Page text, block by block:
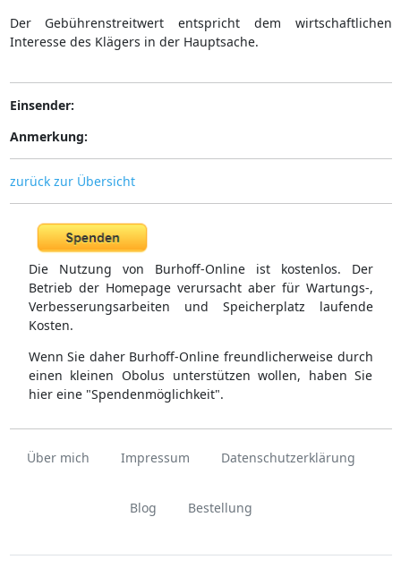
Der Gebührenstreitwert entspricht dem wirtschaftlichen
Interesse des Klägers in der Hauptsache.
Einsender:
Anmerkung:
zurück zur Übersicht
Die Nutzung von Burhoff-Online ist kostenlos. Der
Betrieb der Homepage verursacht aber für Wartungs-,
Verbesserungsarbeiten und Speicherplatz laufende
Kosten.
Wenn Sie daher Burhoff-Online freundlicherweise durch
einen kleinen Obolus unterstützen wollen, haben Sie
hier eine "Spendenmöglichkeit".
Über mich Impressum Datenschutzerklärung
Blog Bestellung